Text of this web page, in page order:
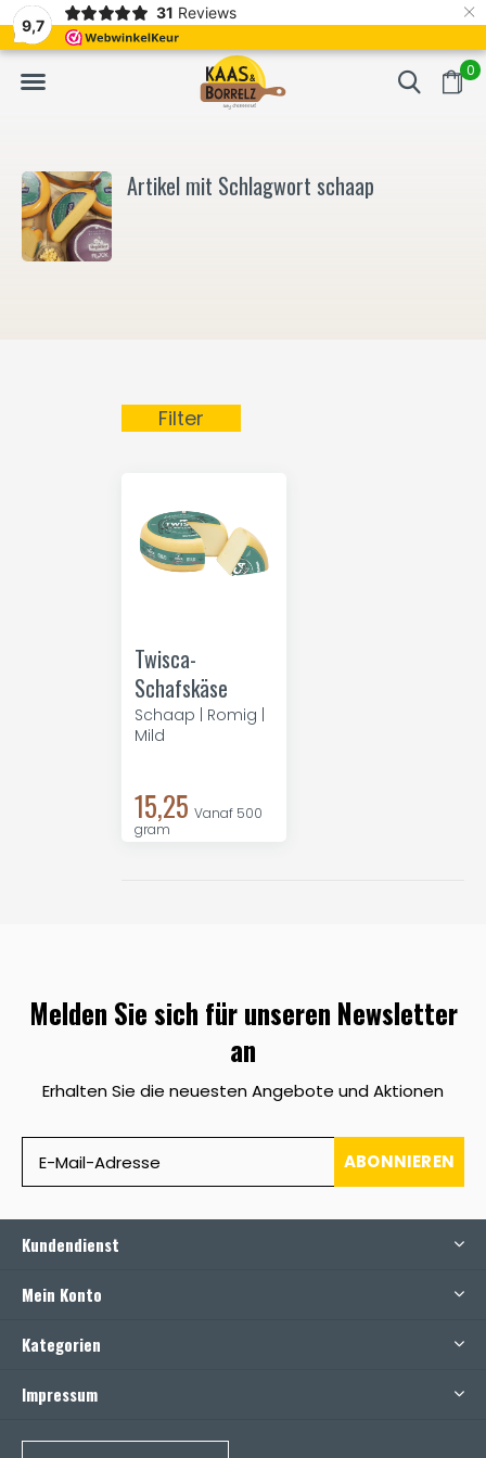
9,7
31 Reviews ×
0
Meistens Lieferung innerhalb von 3 Tagen Gratis bezorgd
Artikel mit Schlagwort schaap
Filter
Twisca-
Schafskäse
Schaap | Romig |
Mild
15,25 Vanaf 500
gram
Melden Sie sich für unseren Newsletter
an
Erhalten Sie die neuesten Angebote und Aktionen
ABONNIEREN
Kundendienst
Mein Konto
Kategorien
Impressum